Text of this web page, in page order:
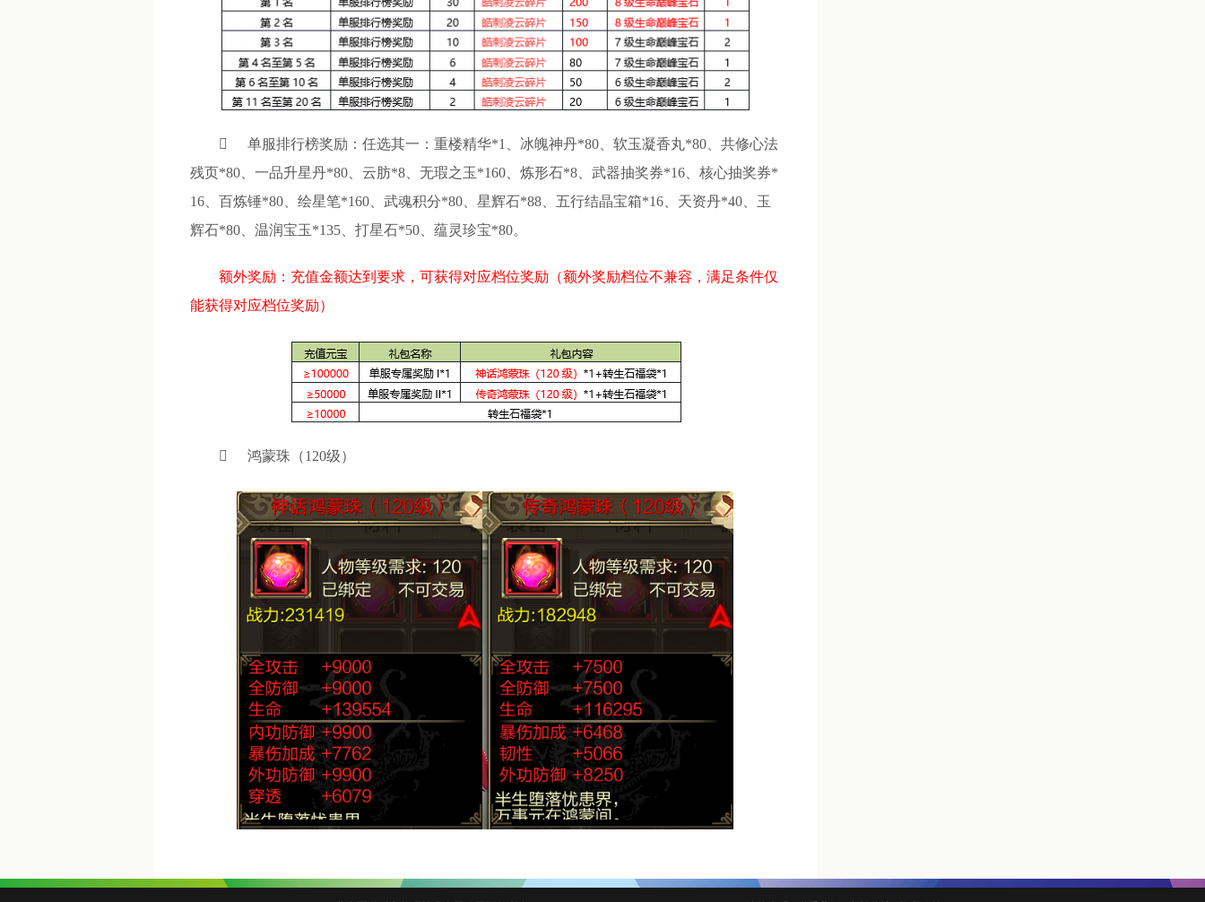

单服排行榜奖励：任选其一：重楼精华*1、冰魄神丹*80、软玉凝香丸*80、共修心法
残页*80、一品升星丹*80、云肪*8、无瑕之玉*160、炼形石*8、武器抽奖券*16、核心抽奖券*
16、百炼锤*80、绘星笔*160、武魂积分*80、星辉石*88、五行结晶宝箱*16、天资丹*40、玉
辉石*80、温润宝玉*135、打星石*50、蕴灵珍宝*80。
额外奖励：充值金额达到要求，可获得对应档位奖励（额外奖励档位不兼容，满足条件仅
能获得对应档位奖励）
 鸿蒙珠（120级）